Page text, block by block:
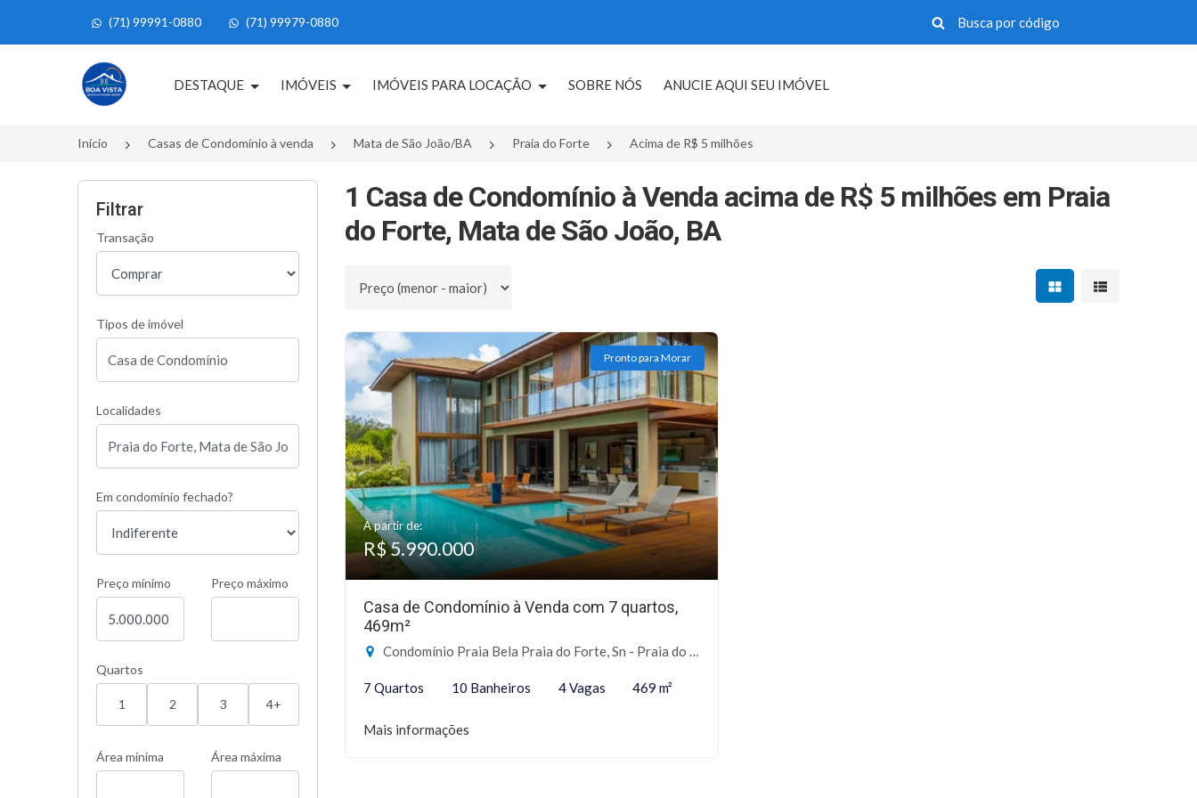
(71) 99991-0880 (71) 99979-0880
Página inicial
DESTAQUE IMÓVEIS IMÓVEIS PARA LOCAÇÃO SOBRE NÓS ANUCIE AQUI SEU IMÓVEL
Início Casas de Condomínio à venda Mata de São João/BA Praia do Forte Acima de R$ 5 milhões
Filtrar
Transação
Tipos de imóvel
Localidades
Em condomínio fechado?
Preço mínimo Preço máximo
Quartos
1 2 3 4+
Área mínima Área máxima
1 Casa de Condomínio à Venda acima de R$ 5 milhões em Praia
do Forte, Mata de São João, BA
Ordenar por Mostrar resultados em
Mostrar
Pronto para Morar
A partir de:
R$ 5.990.000
Casa de Condomínio à Venda com 7 quartos,
469m²
Condomínio Praia Bela Praia do Forte, Sn - Praia do Forte, Mata de São João-BA
7 Quartos 10 Banheiros 4 Vagas 469 m²
Mais informações